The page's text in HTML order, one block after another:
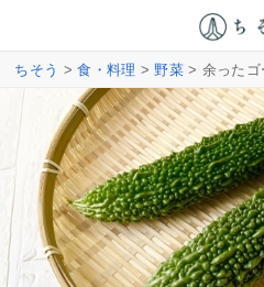
ちそう >食・料理 >野菜> 余ったゴ